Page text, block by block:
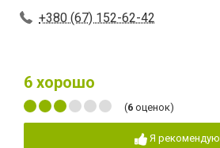
+380 (67) 152-62-42
6 хорошо
(6 оценок)
Я рекомендую